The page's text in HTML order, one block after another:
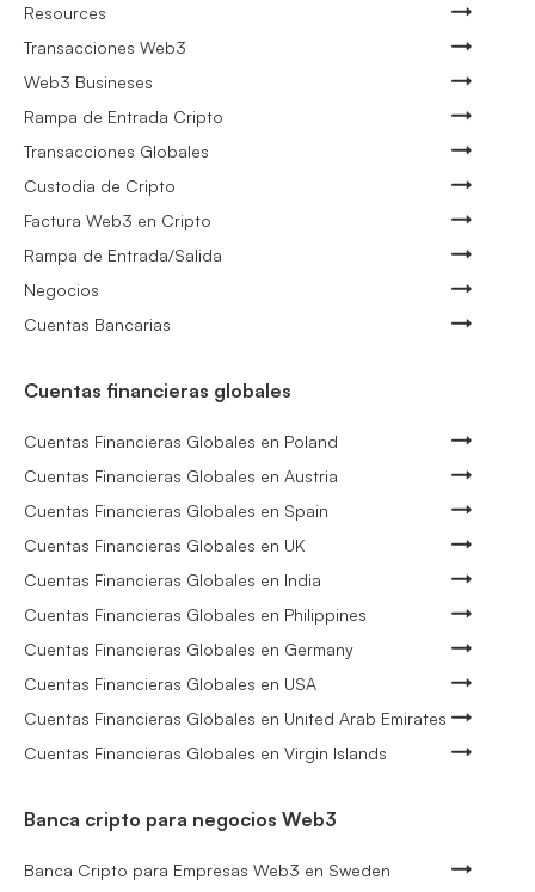
Resources
Transacciones Web3
Web3 Busineses
Rampa de Entrada Cripto
Transacciones Globales
Custodia de Cripto
Factura Web3 en Cripto
Rampa de Entrada/Salida
Negocios
Cuentas Bancarias
Cuentas financieras globales
Cuentas Financieras Globales en Poland
Cuentas Financieras Globales en Austria
Cuentas Financieras Globales en Spain
Cuentas Financieras Globales en UK
Cuentas Financieras Globales en India
Cuentas Financieras Globales en Philippines
Cuentas Financieras Globales en Germany
Cuentas Financieras Globales en USA
Cuentas Financieras Globales en United Arab Emirates
Cuentas Financieras Globales en Virgin Islands
Banca cripto para negocios Web3
Banca Cripto para Empresas Web3 en Sweden